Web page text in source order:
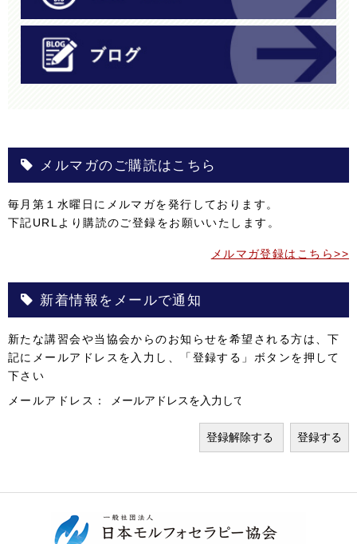
メルマガのご購読はこちら
毎月第１水曜日にメルマガを発行しております。
下記URLより購読のご登録をお願いいたします。
メルマガ登録はこちら>>
新着情報をメールで通知
新たな講習会や当協会からのお知らせを希望される方は、下
記にメールアドレスを入力し、「登録する」ボタンを押して
下さい
メールアドレス：